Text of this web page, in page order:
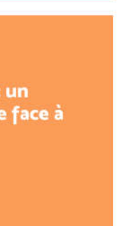
un
face à